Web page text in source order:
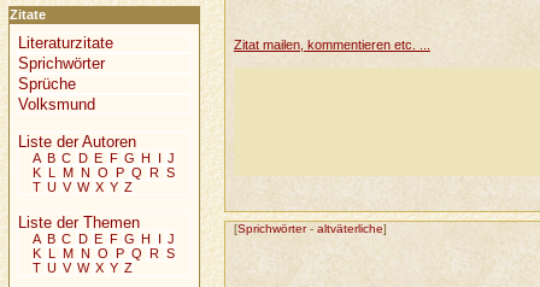
Zitat mailen, kommentieren etc. ...
[Sprichwörter- altväterliche]
Zitate
Literaturzitate
Sprichwörter
Sprüche
Volksmund
Liste der Autoren
A B C D E F G H I J
K L M N O P Q R S
T U V W X Y Z
Liste der Themen
A B C D E F G H I J
K L M N O P Q R S
T U V W X Y Z